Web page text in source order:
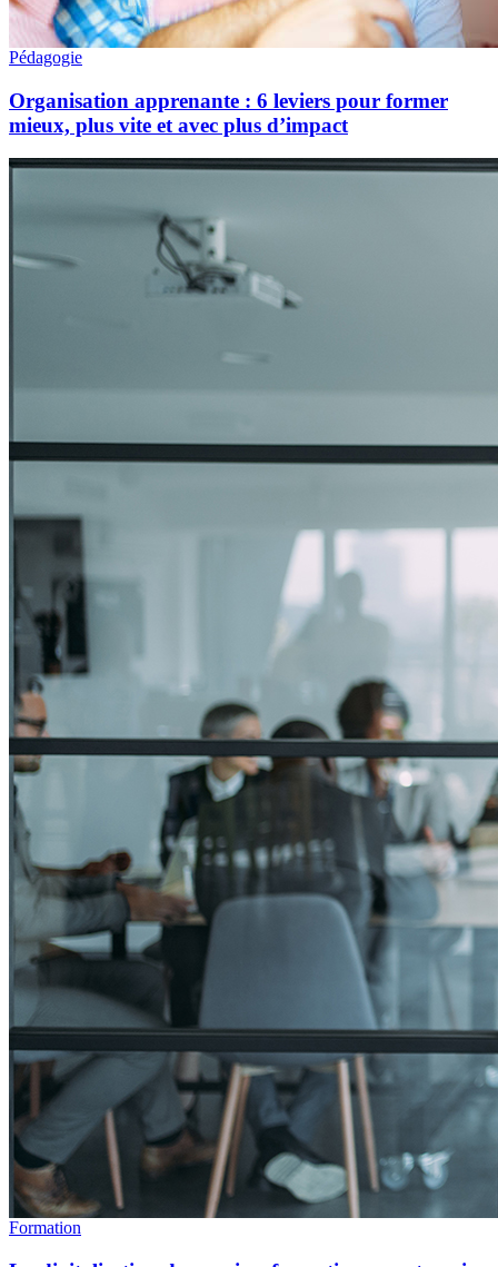
Pédagogie
Organisation apprenante : 6 leviers pour former
mieux, plus vite et avec plus d’impact
Formation